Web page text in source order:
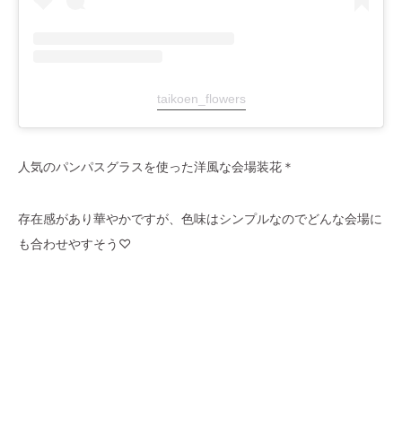
taikoen_flowers
人気のパンパスグラスを使った洋風な会場装花＊
存在感があり華やかですが、色味はシンプルなのでどんな会場に
も合わせやすそう♡